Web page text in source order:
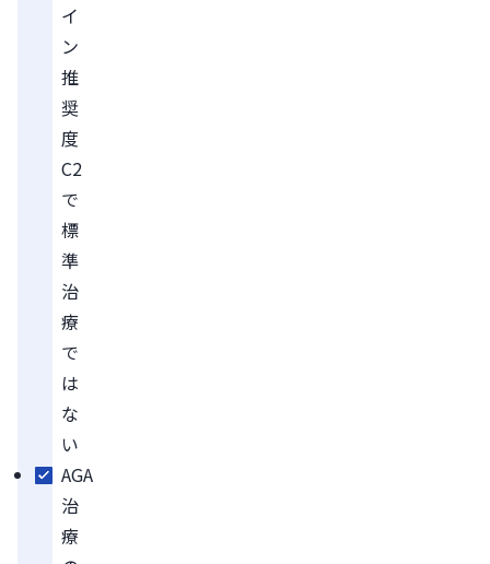
イ
ン
推
奨
度
C2
で
標
準
治
療
で
は
な
い
AGA
治
療